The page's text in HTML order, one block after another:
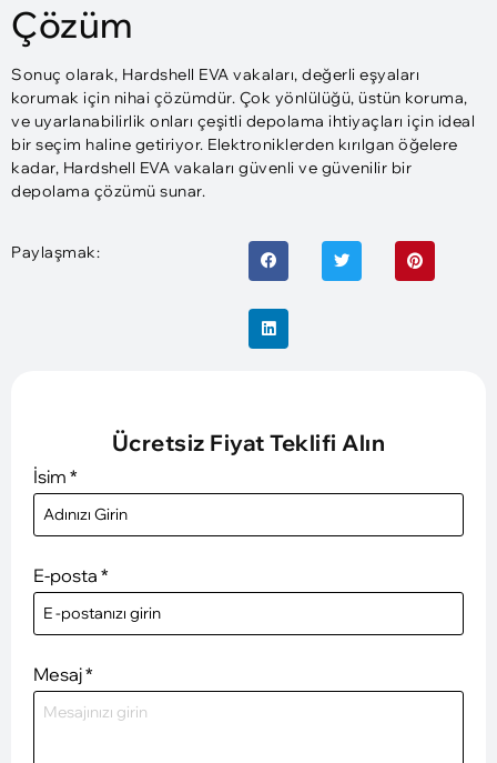
Çözüm
Sonuç olarak, Hardshell EVA vakaları, değerli eşyaları
korumak için nihai çözümdür. Çok yönlülüğü, üstün koruma,
ve uyarlanabilirlik onları çeşitli depolama ihtiyaçları için ideal
bir seçim haline getiriyor. Elektroniklerden kırılgan öğelere
kadar, Hardshell EVA vakaları güvenli ve güvenilir bir
depolama çözümü sunar.
Paylaşmak:
Ücretsiz Fiyat Teklifi Alın
İsim *
E-posta *
Mesaj*